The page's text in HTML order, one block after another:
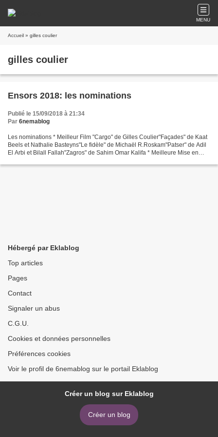
MENU
Accueil » gilles coulier
gilles coulier
Ensors 2018: les nominations
Publié le 15/09/2018 à 21:34
Par 6nemablog
Les nominations * Meilleur Film "Cargo" de Gilles Coulier"Façades" de Kaat
Beels et Nathalie Basteyns"Le fidèle" de Michaël R.Roskam"Patser" de Adil
El Arbi et Bilall Fallah"Zagros" de Sahim Omar Kalifa * Meilleure Mise en
Hébergé par Eklablog
Top articles
Pages
Contact
Signaler un abus
C.G.U.
Cookies et données personnelles
Préférences cookies
Voir le profil de 6nemablog sur le portail Eklablog
Créer un blog sur Eklablog
Créer un blog